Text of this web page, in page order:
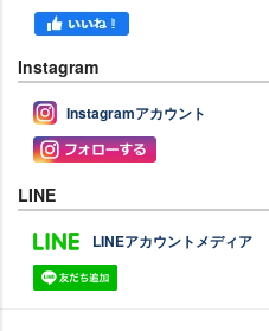
Instagram
Instagramアカウント
LINE
LINEアカウントメディア